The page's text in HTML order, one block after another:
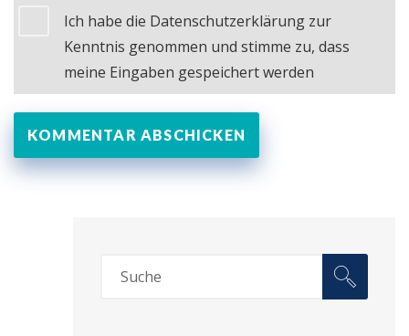
Ich habe die Datenschutzerklärung zur
Kenntnis genommen und stimme zu, dass
meine Eingaben gespeichert werden